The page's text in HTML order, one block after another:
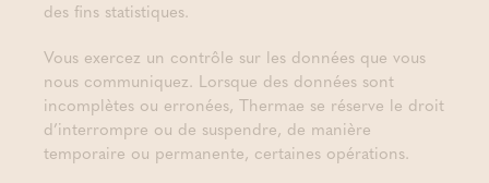
des fins statistiques.
Vous exercez un contrôle sur les données que vous
nous communiquez. Lorsque des données sont
incomplètes ou erronées, Thermae se réserve le droit
d’interrompre ou de suspendre, de manière
temporaire ou permanente, certaines opérations.